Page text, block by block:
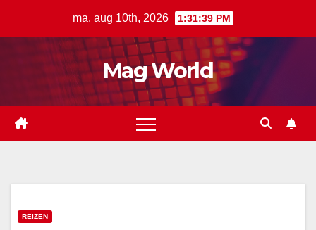
ma. aug 10th, 2026 1:31:40 PM
Mag World
REIZEN